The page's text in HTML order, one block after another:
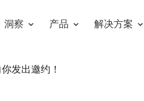
洞察 产品 解决方案
发出邀约！